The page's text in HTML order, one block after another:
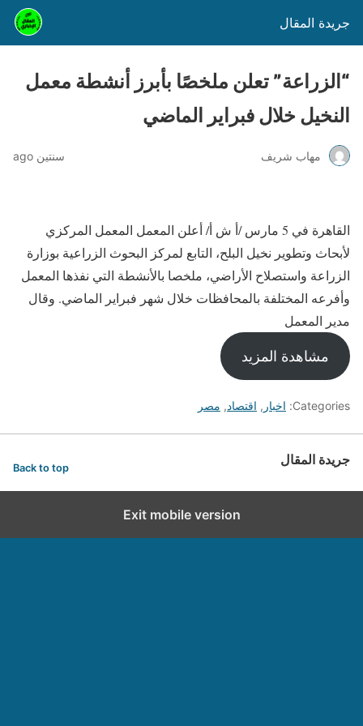
جريدة المقال
“الزراعة” تعلن ملخصًا بأبرز أنشطة معمل
النخيل خلال فبراير الماضي
مهاب شريف سنتين ago
القاهرة في 5 مارس /أ ش أ/ أعلن المعمل المعمل المركزي
لأبحاث وتطوير نخيل البلح، التابع لمركز البحوث الزراعية بوزارة
الزراعة واستصلاح الأراضي، ملخصا بالأنشطة التي نفذها المعمل
وأفرعه المختلفة بالمحافظات خلال شهر فبراير الماضي. وقال
مدير المعمل
مشاهدة المزيد
Categories: اخبار , اقتصاد, مصر
جريدة المقال Back to top
Exit mobile version